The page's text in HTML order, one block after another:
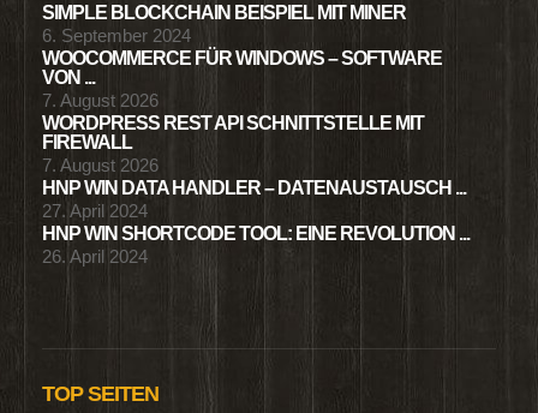
SIMPLE BLOCKCHAIN BEISPIEL MIT MINER
6. September 2024
WOOCOMMERCE FÜR WINDOWS – SOFTWARE
VON ...
7. August 2026
WORDPRESS REST API SCHNITTSTELLE MIT
FIREWALL
7. August 2026
HNP WIN DATA HANDLER – DATENAUSTAUSCH ...
27. April 2024
HNP WIN SHORTCODE TOOL: EINE REVOLUTION ...
26. April 2024
TOP SEITEN